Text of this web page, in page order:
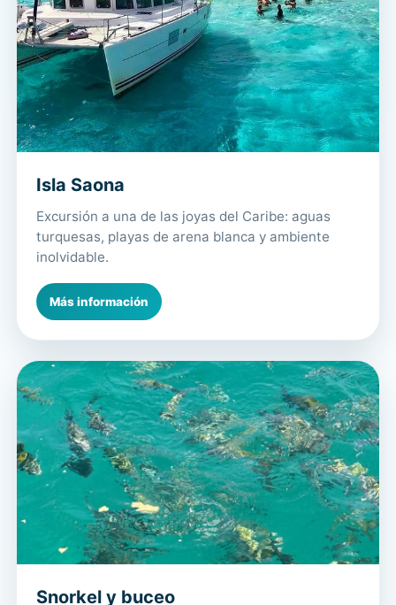
Isla Saona
Excursión a una de las joyas del Caribe: aguas
turquesas, playas de arena blanca y ambiente
inolvidable.
Más información
Snorkel y buceo